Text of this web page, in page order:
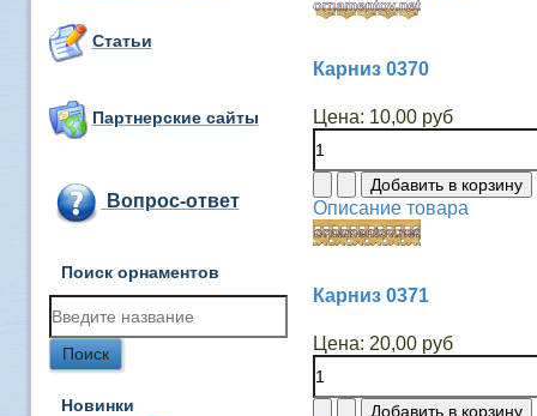
Статьи
Партнерские сайты
Вопрос-ответ
Поиск орнаментов
Новинки
Карниз 0370
Цена: 10,00 руб
Описание товара
Карниз 0371
Цена: 20,00 руб